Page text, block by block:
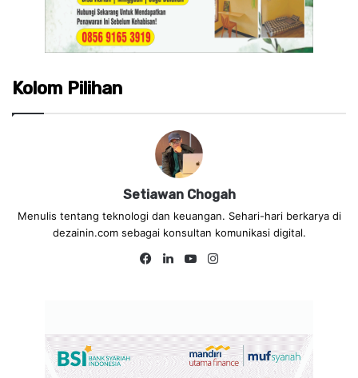
Kolom Pilihan
Setiawan Chogah
Menulis tentang teknologi dan keuangan. Sehari-hari berkarya di
dezainin.com sebagai konsultan komunikasi digital.
Fa
Lin
Yo